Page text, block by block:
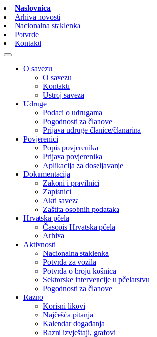
Naslovnica
Arhiva novosti
Nacionalna staklenka
Potvrde
Kontakti
O savezu
O savezu
Kontakti
Ustroj saveza
Udruge
Podaci o udrugama
Pogodnosti za članove
Prijava udruge članice/članarina
Povjerenici
Popis povjerenika
Prijava povjerenika
Aplikacija za doseljavanje
Dokumentacija
Zakoni i pravilnici
Zapisnici
Akti saveza
Zaštita osobnih podataka
Hrvatska pčela
Časopis Hrvatska pčela
Arhiva
Aktivnosti
Nacionalna staklenka
Potvrda za vozila
Potvrda o broju košnica
Sektorske intervencije u pčelarstvu
Pogodnosti za članove
Razno
Korisni likovi
Najčešća pitanja
Kalendar događanja
Razni izvještaji, grafovi